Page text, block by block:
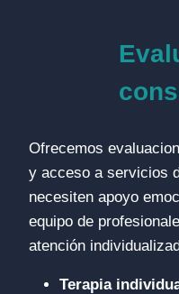
Ofrecemos
y acceso a servicios
necesiten apoyo
equipo de
atención
Terapia